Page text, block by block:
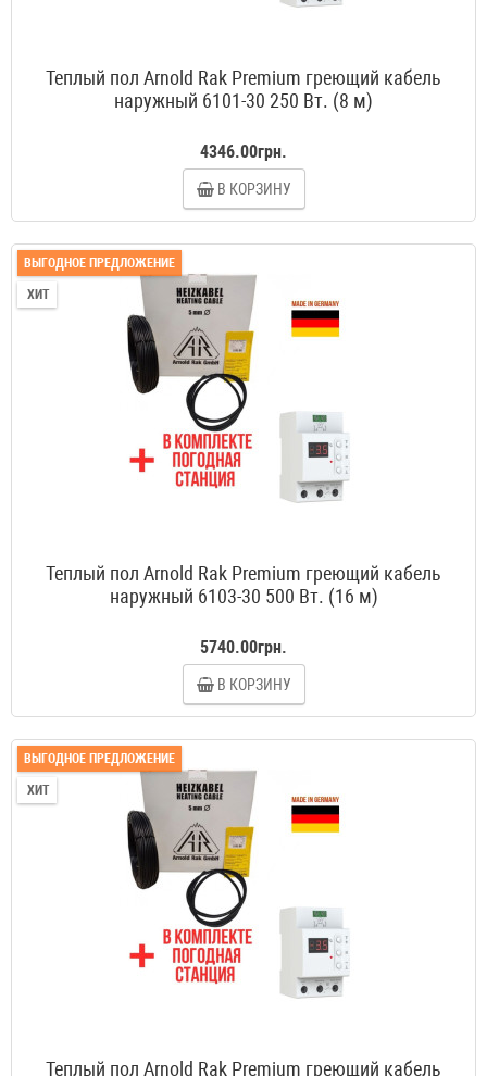
Теплый пол Arnold Rak Premium греющий кабель
наружный 6101-30 250 Вт. (8 м)
4346.00грн.
В КОРЗИНУ
ВЫГОДНОЕ ПРЕДЛОЖЕНИЕ
ХИТ
Теплый пол Arnold Rak Premium греющий кабель
наружный 6103-30 500 Вт. (16 м)
5740.00грн.
В КОРЗИНУ
ВЫГОДНОЕ ПРЕДЛОЖЕНИЕ
ХИТ
Теплый пол Arnold Rak Premium греющий кабель